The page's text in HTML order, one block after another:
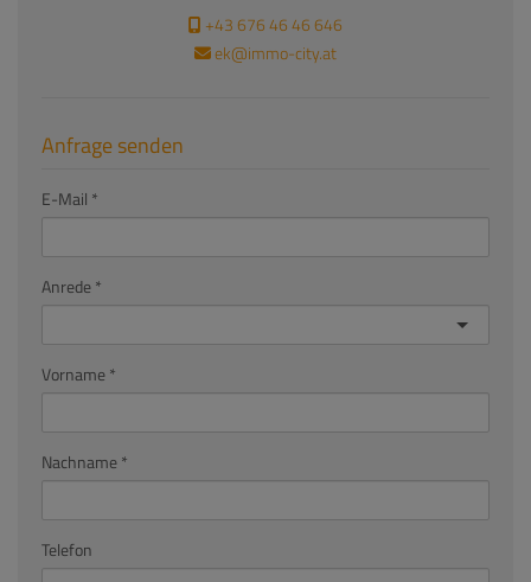
+43 676 46 46 646
ek@immo-city.at
Anfrage senden
E-Mail
Anrede
Vorname
Nachname
Telefon